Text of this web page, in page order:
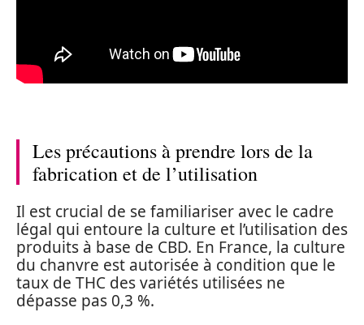
Les précautions à prendre lors de la
fabrication et de l’utilisation
Il est crucial de se familiariser avec le cadre
légal qui entoure la culture et l’utilisation des
produits à base de CBD. En France, la culture
du chanvre est autorisée à condition que le
taux de THC des variétés utilisées ne
dépasse pas 0,3 %.